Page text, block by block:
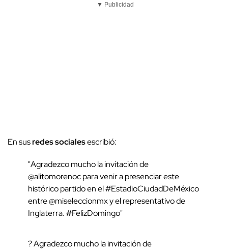
▼ Publicidad
En susredes socialesescribió:
"Agradezco mucho la invitación de
@alitomorenoc para venir a presenciar este
histórico partido en el #EstadioCiudadDeMéxico
entre @miseleccionmx y el representativo de
Inglaterra. #FelizDomingo"
? Agradezco mucho la invitación de